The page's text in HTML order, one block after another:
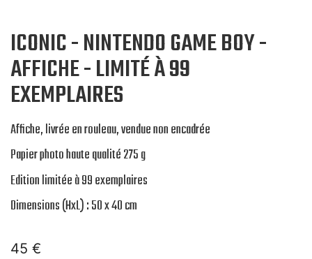
ICONIC - NINTENDO GAME BOY -
AFFICHE - LIMITÉ À 99
EXEMPLAIRES
Affiche, livrée en rouleau, vendue non encadrée
Papier photo haute qualité 275 g
Edition limitée à 99 exemplaires
Dimensions (HxL) : 50 x 40 cm
45 €